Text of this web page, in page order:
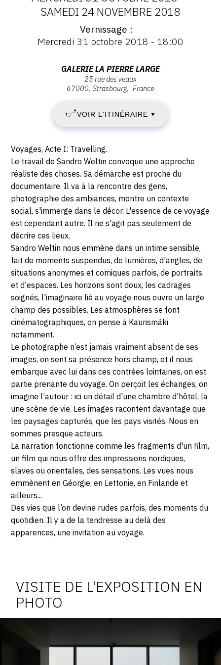
CONTACT
CGU
SUIVEZ-NOUS
INSTAGRAM
TWITTER
PINTEREST
DATES
:
31
OCTOBRE
2018
SAMEDI
24
NOVEMBRE
2018
SAMEDI 24 NOVEMBRE 2018
Vernissage
Mercredi 31 octobre 2018 - 18:00
25
rue
des
veaux,
67000
Strasbourg
GALERIE LA PIERRE LARGE
25 rue des veaux
67000 Strasbourg France
VOIR L'ITINÉRAIRE ▼
Description,
horaires...
Voyages, Acte I: Travelling.
Le travail de Sandro Weltin convoque une approche
réaliste des choses. Sa démarche est proche du
documentaire. Il va à la rencontre des gens,
photographie des ambiances, montre un contexte
social, s'immerge dans le décor. L'essence de ce voyage
est cependant autre. Il ne s'agit pas seulement de
décrire ces lieux.
Sandro Weltin nous emmène dans un intime sensible,
fait de moments suspendus, de lumières, d'angles, de
situations anonymes et comiques parfois, de portraits
et d'espaces. Les horizons sont doux, les cadrages
soignés, l'imaginaire lié au voyage nous ouvre un large
champ des possibles. Les atmosphères se font
cinématographiques, on pense à Kaurismäki
notamment.
Le photographe n’est jamais vraiment absent de ses
images, on sent sa présence hors champ, et il nous
embarque avec lui dans ces contrées lointaines, on est
partie prenante du voyage. On perçoit les échanges, on
imagine l’autour : ici un détail d'une chambre d'hôtel, là
une scène de vie. Les images racontent davantage que
les paysages capturés, que les pays visités. Nous en
sommes presque acteurs.
La narration fonctionne comme les fragments d'un film,
un film qui nous offre des impressions nordiques,
slaves ou orientales, des sensations. Les vues nous
emmènent en Géorgie, en Lettonie, en Finlande et
ailleurs...
Des vies que l’on devine rudes parfois, des moments du
quotidien. Il y a de la tendresse au delà des
apparences, une invitation au voyage.
l'exposition
VISITE DE L'EXPOSITION EN
PHOTO